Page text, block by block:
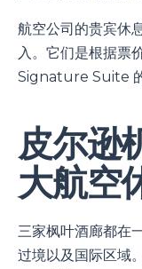
航空公司的贵宾休
入。它们是根据票
Signature Suite 的
皮尔逊
大航空
三家枫叶酒廊都在
过境以及国际区域